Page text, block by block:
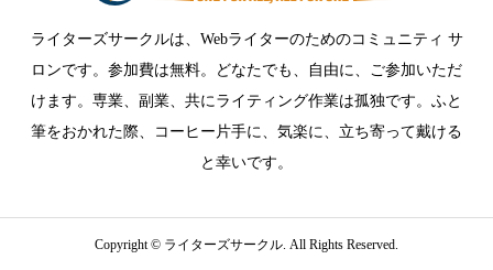
ライターズサークルは、Webライターのためのコミュニティ サ
ロンです。参加費は無料。どなたでも、自由に、ご参加いただ
けます。専業、副業、共にライティング作業は孤独です。ふと
筆をおかれた際、コーヒー片手に、気楽に、立ち寄って戴ける
と幸いです。
Copyright © ライターズサークル. All Rights Reserved.